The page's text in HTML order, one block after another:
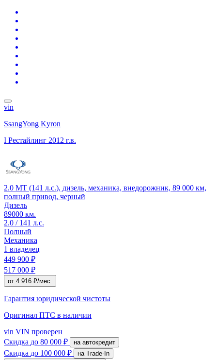
vin
SsangYong Kyron
I Рестайлинг 2012 г.в.
2.0 MT (141 л.с.), дизель, механика, внедорожник, 89 000 км,
полный привод, черный
Дизель
89000 км.
2.0 / 141 л.с.
Полный
Механика
1 владелец
449 900 ₽
517 000 ₽
от 4 916 ₽/мес.
Гарантия юридической чистоты
Оригинал ПТС в наличии
vin VIN проверен
Скидка до 80 000 ₽ на автокредит
Скидка до 100 000 ₽
на Trade-In